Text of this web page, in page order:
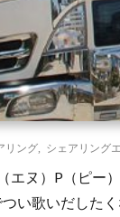
リング, シェアリング
エヌ）P（ピー
い歌いだした